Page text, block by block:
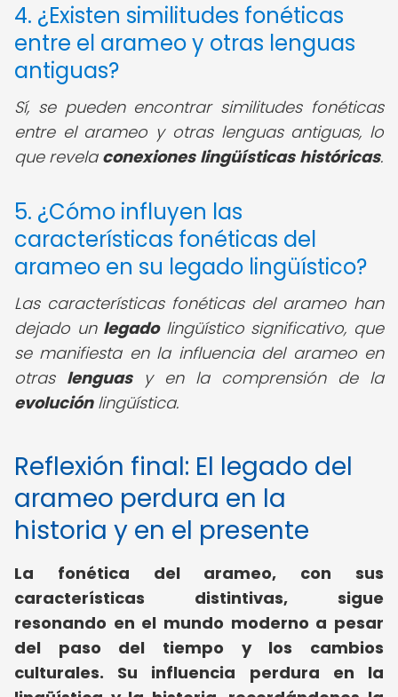
4. ¿Existen similitudes fonéticas
entre el arameo y otras lenguas
antiguas?
Sí, se pueden encontrar similitudes fonéticas
entre el arameo y otras lenguas antiguas, lo
que revela conexiones lingüísticas históricas.
5. ¿Cómo influyen las
características fonéticas del
arameo en su legado lingüístico?
Las características fonéticas del arameo han
dejado un legadolingüístico significativo, que
se manifiesta en la influencia del arameo en
otras lenguasy en la comprensión de la
evoluciónlingüística.
Reflexión final: El legado del
arameo perdura en la
historia y en el presente
La fonética del arameo, con sus
características distintivas, sigue
resonando en el mundo moderno a pesar
del paso del tiempo y los cambios
culturales. Su influencia perdura en la